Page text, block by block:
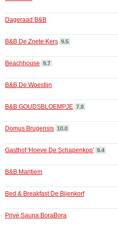
Dageraad B&B
B&B De Zoete Kers 9.5
Beachhouse 9.7
B&B De Woestijn
B&B GOUDSBLOEMPJE 7.8
Domus Brugensis 10.0
Gasthof 'Hoeve De Schapenkop' 9.4
B&B Maritiem
Bed & Breakfast De Bijenkorf
Privé Sauna BoraBora